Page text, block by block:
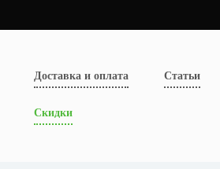
Доставка и оплата Статьи
Скидки